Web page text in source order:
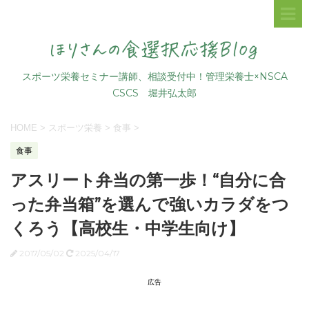
スポーツ栄養セミナー講師、相談受付中！管理栄養士×NSCA
CSCS 堀井弘太郎
HOME > スポーツ栄養 > 食事 >
食事
アスリート弁当の第一歩！“自分に合
った弁当箱”を選んで強いカラダをつ
くろう【高校生・中学生向け】
2017/05/02 2025/04/17
広告